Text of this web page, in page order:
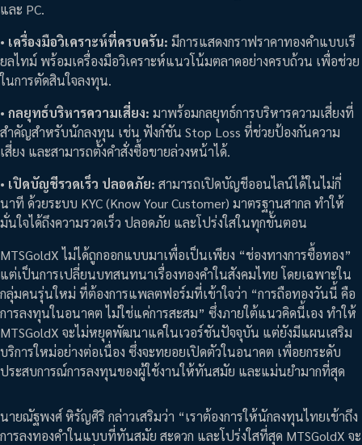
และ PC.
• เครื่องมือวิเคราะห์ที่ครบครัน: มีการแสดงกราฟราคาทองคำแบบเรี
ยลไทม์ พร้อมเครื่องมือวิเคราะห์แนวโน้มตลาดอย่างครบถ้วน เพื่อช่วย
ในการตัดสินใจลงทุน.
• กลยุทธ์บริหารความเสี่ยง: มาพร้อมกลยุทธ์การบริหารความเสี่ยงที่
สำคัญสำหรับนักลงทุน เช่น ฟังก์ชัน Stop Loss ที่ช่วยป้องกันความ
เสี่ยง และสามารถตั้งคำสั่งซื้อขายล่วงหน้าได้.
• เปิดบัญชีรวดเร็ว ปลอดภัย: สามารถเปิดบัญชีออนไลน์ได้ในไม่กี่
นาที ด้วยระบบ KYC (Know Your Customer) มาตรฐานสากล ทำให้
มั่นใจได้ถึงความรวดเร็ว ปลอดภัย และโปร่งใสในทุกขั้นตอน
MTSGoldX ไม่ได้ถูกออกแบบมาเพื่อเป็นเพียง “ช่องทางการซื้อทอง”
แต่เป็นการเปลี่ยนบทสนทนาเรื่องทองคำในสังคมไทย โดยเฉพาะใน
กลุ่มคนรุ่นใหม่ ที่ต้องการแพลตฟอร์มที่เข้าใจว่า “การถือทองวันนี้ คือ
การลงทุนในอนาคต ไม่ใช่แค่การสะสม” ซึ่งภายใต้แนวคิดนี้เอง ทำให้
MTSGoldX จะไม่หยุดพัฒนาแค่ในเวอร์ชันปัจจุบัน แต่ยังมีแผนเสริม
บริการใหม่อย่างต่อเนื่อง ซึ่งจะทยอยเปิดตัวในอนาคต เพื่อยกระดับ
ประสบการณ์การลงทุนของผู้ใช้งานให้ทันสมัย และแม่นยำมากที่สุด
นายณัฐพงศ์ หิรัญศิริ กล่าวเสริมว่า “เราต้องการให้นักลงทุนไทยเข้าถึง
การลงทองคำในแบบที่ทันสมัย สะดวก และโปร่งใสที่สุด MTSGoldX จะ